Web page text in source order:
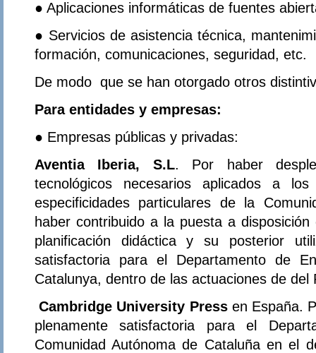
● Aplicaciones informáticas de fuentes
● Servicios de asistencia técnica,
formación, comunicaciones, seguridad, etc.
De modo que se han otorgado otros
Para entidades y empresas:
● Empresas públicas y privadas:
Aventia Iberia, S.L. Por haber
tecnológicos necesarios aplicados a
especificidades particulares de la
haber contribuido a la puesta a
planificación didáctica y su posterior
satisfactoria para el Departamento de
Catalunya, dentro de las actuaciones de del
Cambridge University Pressen España.
plenamente satisfactoria para el
Comunidad Autónoma de Cataluña en el